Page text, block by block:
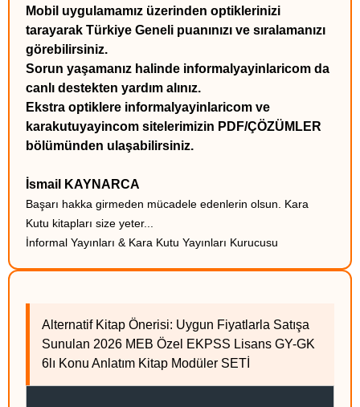
Mobil uygulamamız üzerinden optiklerinizi
tarayarak Türkiye Geneli puanınızı ve sıralamanızı
görebilirsiniz.
Sorun yaşamanız halinde informalyayinlaricom da
canlı destekten yardım alınız.
Ekstra optiklere informalyayinlaricom ve
karakutuyayincom sitelerimizin PDF/ÇÖZÜMLER
bölümünden ulaşabilirsiniz.
İsmail KAYNARCA
Başarı hakka girmeden mücadele edenlerin olsun. Kara
Kutu kitapları size yeter...
İnformal Yayınları & Kara Kutu Yayınları Kurucusu
Alternatif Kitap Önerisi: Uygun Fiyatlarla Satışa
Sunulan 2026 MEB Özel EKPSS Lisans GY-GK
6lı Konu Anlatım Kitap Modüler SETİ